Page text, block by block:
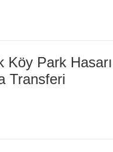
Köy Park
Transferi